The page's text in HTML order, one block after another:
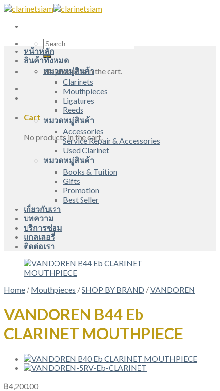
Skip
content
Search
for:
No products in the cart.
Cart
No products in the cart.
หน้าหลัก
สินค้าทั้งหมด
หมวดหมู่สินค้า
Clarinets
Mouthpieces
Ligatures
Reeds
หมวดหมู่สินค้า
Accessories
Service Repair & Accessories
Used Clarinet
หมวดหมู่สินค้า
Books & Tuition
Gifts
Promotion
Best Seller
เกี่ยวกับเรา
บทความ
บริการซ่อม
แกลเลอรี่
ติดต่อเรา
Home / Mouthpieces /SHOP BY BRAND /VANDOREN
VANDOREN B44 Eb
CLARINET MOUTHPIECE
฿4,200.00